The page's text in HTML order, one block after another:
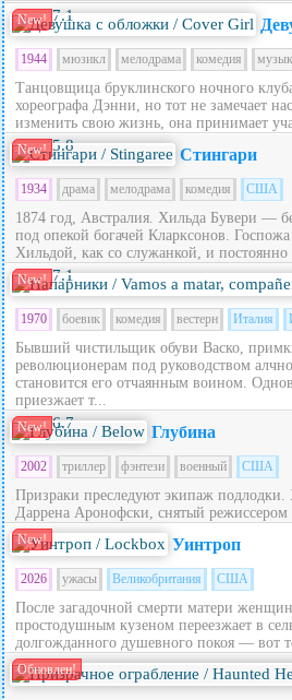
New! 7.1
1944 мюзикл мелодрама комедия
Танцовщица бруклинского ночного
хореографа Дэнни, но тот не замечает
изменить свою жизнь, она принимает
New! 5.8 Стингари
1934 драма мелодрама комедия США
1874 год, Австралия. Хильда Бувери —
под опекой богачей Кларксонов.
Хильдой, как со служанкой, и постоянно
New! 7.1
1970 боевик комедия вестерн Италия
Бывший чистильщик обуви Васко,
революционерам под руководством
становится его отчаянным воином.
приезжает т...
New! 6.7 Глубина
2002 триллер фэнтези военный США
Призраки преследуют экипаж
Даррена Аронофски, снятый
New! Уинтроп
2026 ужасы Великобритания США
После загадочной смерти матери
простодушным кузеном переезжает в
долгожданного душевного покоя — вот
Обновлен!